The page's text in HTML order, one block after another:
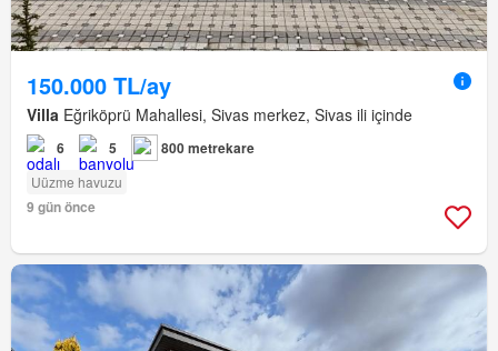
150.000 TL/ay
Villa Eğriköprü Mahallesi, Sivas merkez, Sivas ili içinde
6 5 800 metrekare
Uüzme havuzu
9 gün önce